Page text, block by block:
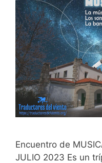
Encuentro de
JULIO 2023 Es un